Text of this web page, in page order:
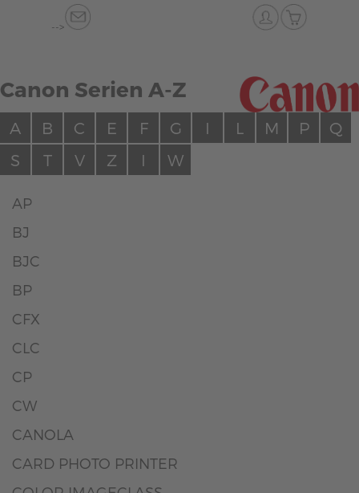
-->
Canon Serien A-Z
A B C E F G I L M P
Q
S
T V Z I W
AP
BJ
BJC
BP
CFX
CLC
CP
CW
CANOLA
CARD PHOTO PRINTER